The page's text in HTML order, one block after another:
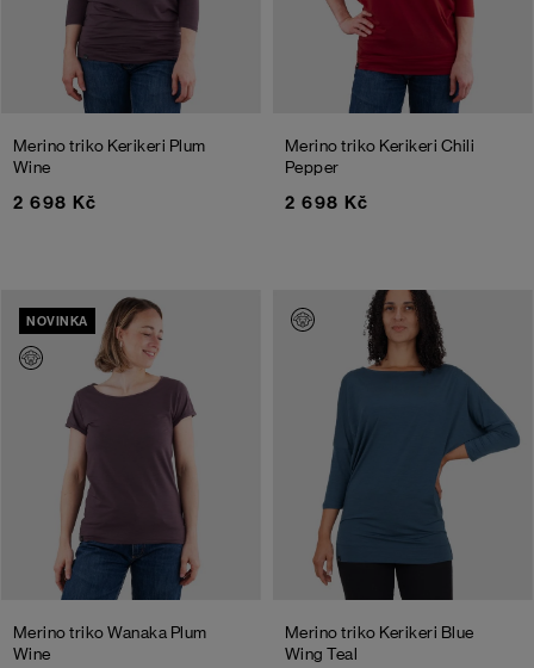
Merino triko Kerikeri Plum
Wine
2 698 Kč
Merino triko Kerikeri Chili
Pepper
2 698 Kč
NOVINKA
Merino triko Wanaka Plum
Wine
Merino triko Kerikeri Blue
Wing Teal